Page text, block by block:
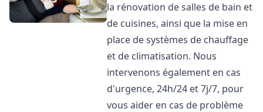
la rénovation de salles de bain et
de cuisines, ainsi que la mise en
place de systèmes de chauffage
et de climatisation. Nous
intervenons également en cas
d'urgence, 24h/24 et 7j/7, pour
vous aider en cas de problème